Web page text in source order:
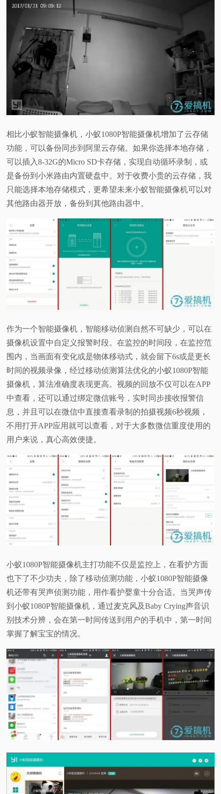
相比小蚁智能摄像机，小蚁1080P智能摄像机增加了云存储
功能，可以备份同步到阿里云存储。如果你选择本地存储，
可以插入8-32G的Micro SD卡存储，实现自动循环录制，或
是备份到小米路由内置硬盘中。对于收费小贵的云存储，我
只能选择本地存储模式，更希望未来小蚁智能摄像机可以对
其他路由器开放，备份到其他路由器中。
作为一个智能摄像机，智能移动侦测自然不可缺少，可以在
摄像机设置中自定义报警时段。在监控的时间段，在监控范
围内，当画面有变化或是物体移动式，就会留下6s或是更长
时间的视频录像，经过移动侦测算法优化的小蚁1080P智能
摄像机，算法准确度表现更高。视频的回放不仅可以在APP
中查看，还可以通过绑定微信账号，实时同步接收报警信
息，并且可以在微信中直接查看录制的拍摄视频6秒视频，
不用打开APP应用就可以查看，对于大多数微信重度使用的
用户来说，真心高效便捷。
小蚁1080P智能摄像机主打功能不仅是监控上，在看护方面
也下了不少功夫，除了移动侦测功能，小蚁1080P智能摄像
机还带有哭声侦测功能，用作看护婴童十分合适。当哭声传
到小蚁1080P智能摄像机，通过麦克风及Baby Crying声音识
别技术分辨，会在第一时间传送到用户的手机中，第一时间
掌握了解宝宝的情况。